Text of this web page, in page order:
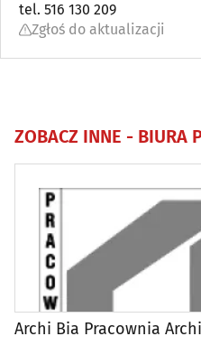
Biura projektów
Blacharstwo i dekarstwo(17)
Budowlane maszyny,
Budowlane materiały (101)
Budowlane przedsiębiorstwa
Centralne odkurzacze(3)
tel. 516 130 209
Zgłoś do aktualizacji
ZOBACZ INNE - BIURA
Archi Bia Pracownia